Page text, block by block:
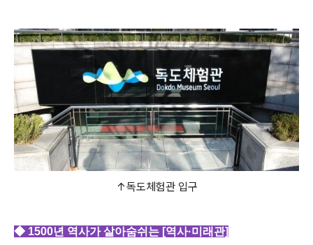
↑독도체험관 입구
◆ 1500년 역사가 살아숨쉬는 [역사·미래관]